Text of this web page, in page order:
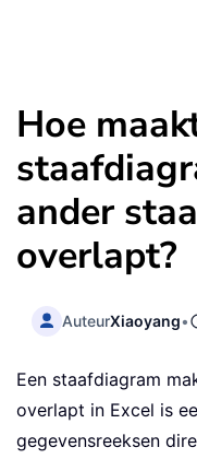
Hoe
ander
overlapt?
AuteurXiaoyang•
Een staafdiagram
overlapt in Excel is
gegevensreeksen